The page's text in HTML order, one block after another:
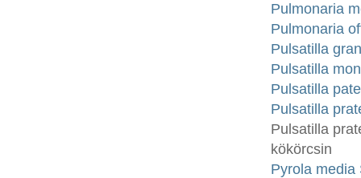
Pulmonaria
Pulmonaria
Pulsatilla
Pulsatilla
Pulsatilla
Pulsatilla
Pulsatilla
kökörcsin
Pyrola media